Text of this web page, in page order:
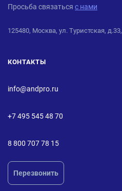
Просьба связаться с нами
125480, Москва, ул. Туристская,
КОНТАКТЫ
info@andpro.ru
+7 495 545 48 70
8 800 707 78 15
Перезвонить